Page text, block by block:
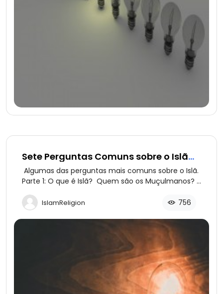
Sete Perguntas Comuns sobre o Islã
(parte 1 de 2)
Algumas das perguntas mais comuns sobre o Islã.
Parte 1: O que é Islã? Quem são os Muçulmanos?
IslamReligion 756